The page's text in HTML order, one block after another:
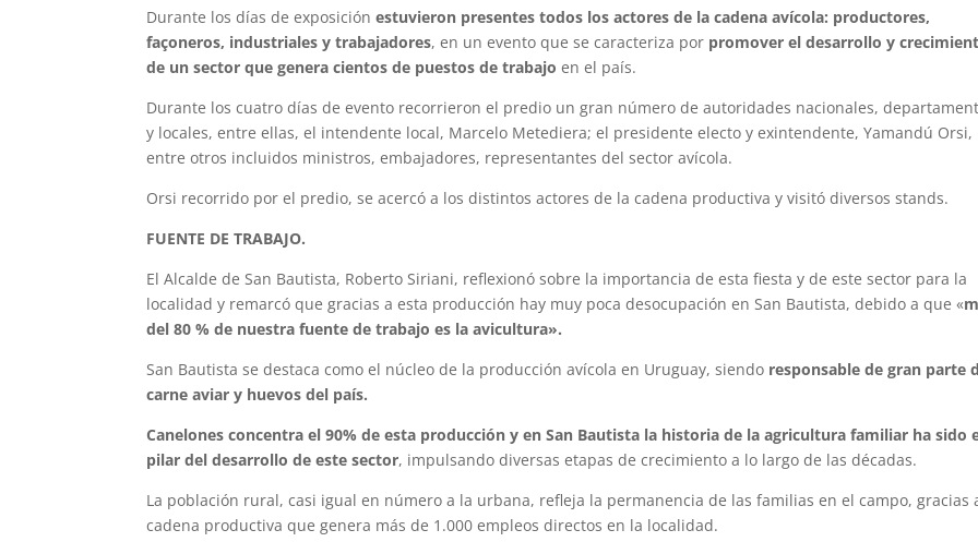
Durante los días de exposiciónestuvieron presentes todos los actores de la cadena avícola: productores,
façoneros, industriales y trabajadores, en un evento que se caracteriza por promover el desarrollo y
de un sector que genera cientos de puestos de trabajo en el país.
Durante los cuatro días de evento recorrieron el predio un gran número de autoridades nacionales,
y locales, entre ellas, el intendente local, Marcelo Metediera; el presidente electo y exintendente, Yamandú Orsi,
entre otros incluidos ministros, embajadores, representantes del sector avícola.
Orsi recorrido por el predio, se acercó a los distintos actores de la cadena productiva y visitó diversos stands.
FUENTE DE TRABAJO.
El Alcalde de San Bautista, Roberto Siriani, reflexionó sobre la importancia de esta fiesta y de este sector para la
localidad y remarcó que gracias a esta producción hay muy poca desocupación en San Bautista, debido a que «
del 80 % de nuestra fuente de trabajo es la avicultura».
San Bautista se destaca como el núcleo de la producción avícola en Uruguay, siendo responsable de gran parte
carne aviar y huevos del país.
Canelones concentra el 90% de esta producción y en San Bautista la historia de la agricultura familiar ha sido
pilar del desarrollo de este sector, impulsando diversas etapas de crecimiento a lo largo de las décadas.
La población rural, casi igual en número a la urbana, refleja la permanencia de las familias en el campo, gracias
cadena productiva que genera más de 1.000 empleos directos en la localidad.